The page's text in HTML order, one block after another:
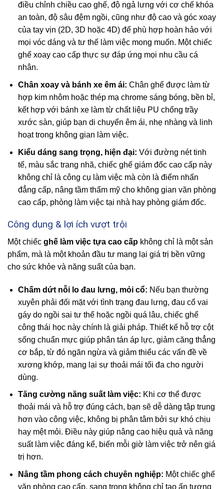
điều chỉnh chiều cao ghế, độ ngả lưng với cơ chế khóa
an toàn, độ sâu đệm ngồi, cũng như độ cao và góc xoay
của tay vịn (2D, 3D hoặc 4D) để phù hợp hoàn hảo với
mọi vóc dáng và tư thế làm việc mong muốn. Một chiếc
ghế xoay cao cấp thực sự đáp ứng mọi nhu cầu cá
nhân.
Chân xoay và bánh xe êm ái: Chân ghế được làm từ
hợp kim nhôm hoặc thép mạ chrome sáng bóng, bền bỉ,
kết hợp với bánh xe làm từ chất liệu PU chống trầy
xước sàn, giúp bạn di chuyển êm ái, nhẹ nhàng và linh
hoạt trong không gian làm việc.
Kiểu dáng sang trọng, hiện đại: Với đường nét tinh
tế, màu sắc trang nhã, chiếc ghế giám đốc cao cấp này
không chỉ là công cụ làm việc mà còn là điểm nhấn
đẳng cấp, nâng tầm thẩm mỹ cho không gian văn phòng
cao cấp, phòng làm việc tại nhà hay phòng giám đốc.
Công dụng & lợi ích vượt trội
Một chiếc ghế làm việc tựa cao cấp không chỉ là một sản
phẩm, mà là một khoản đầu tư mang lại giá trị bền vững
cho sức khỏe và năng suất của bạn.
Chấm dứt nỗi lo đau lưng, mỏi cổ: Nếu bạn thường
xuyên phải đối mặt với tình trạng đau lưng, đau cổ vai
gáy do ngồi sai tư thế hoặc ngồi quá lâu, chiếc ghế
công thái học này chính là giải pháp. Thiết kế hỗ trợ cột
sống chuẩn mực giúp phân tán áp lực, giảm căng thẳng
cơ bắp, từ đó ngăn ngừa và giảm thiểu các vấn đề về
xương khớp, mang lại sự thoải mái tối đa cho người
dùng.
Tăng cường năng suất làm việc: Khi cơ thể được
thoải mái và hỗ trợ đúng cách, bạn sẽ dễ dàng tập trung
hơn vào công việc, không bị phân tâm bởi sự khó chịu
hay mệt mỏi. Điều này giúp nâng cao hiệu quả và năng
suất làm việc đáng kể, biến mỗi giờ làm việc trở nên giá
trị hơn.
Nâng tầm phong cách chuyên nghiệp: Một chiếc ghế
văn phòng cao cấp, sang trọng không chỉ tạo ấn tượng